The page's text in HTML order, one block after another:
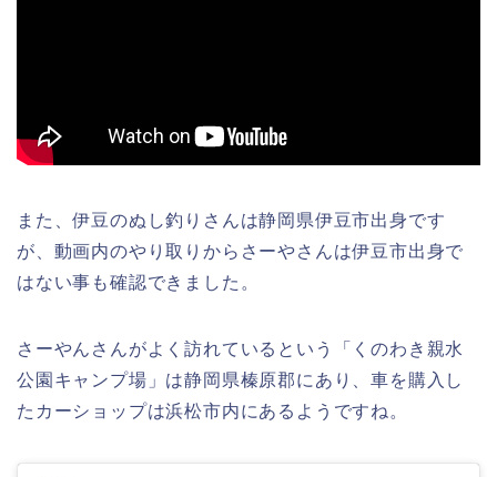
また、伊豆のぬし釣りさんは静岡県伊豆市出身です
が、動画内のやり取りからさーやさんは伊豆市出身で
はない事も確認できました。
さーやんさんがよく訪れているという「くのわき親水
公園キャンプ場」は静岡県榛原郡にあり、車を購入し
たカーショップは浜松市内にあるようですね。